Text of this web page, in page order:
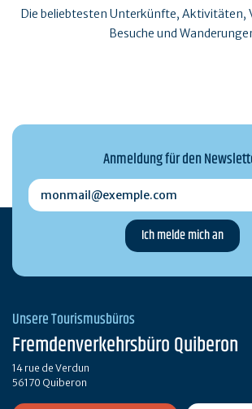
Die beliebtesten Unterkünfte, Aktivitäten,
Besuche und
Anmeldung für den
monmail@exemple.com
Unsere Tourismusbüros
Fremdenverkehrsbüro Quiberon
14 rue de Verdun
56170 Quiberon